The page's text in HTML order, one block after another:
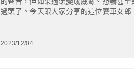
過頭了。今天跟大家分享的這位賽車女郎
2023/12/04